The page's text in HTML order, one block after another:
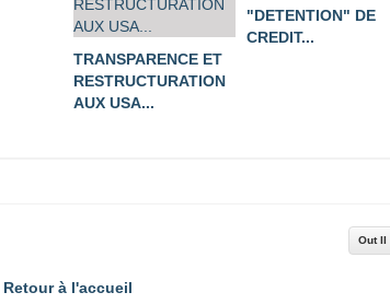
TRANSPARENCE ET
RESTRUCTURATION
AUX USA...
"DETENTION" DE
CREDIT...
Out II
Retour à l'accueil